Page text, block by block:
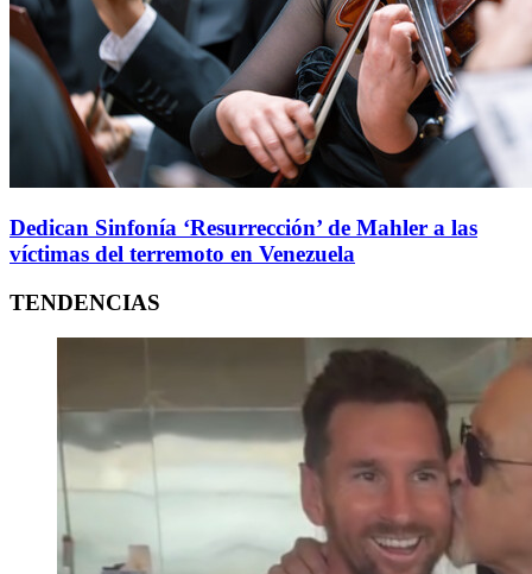
Dedican Sinfonía ‘Resurrección’ de Mahler a las
víctimas del terremoto en Venezuela
TENDENCIAS